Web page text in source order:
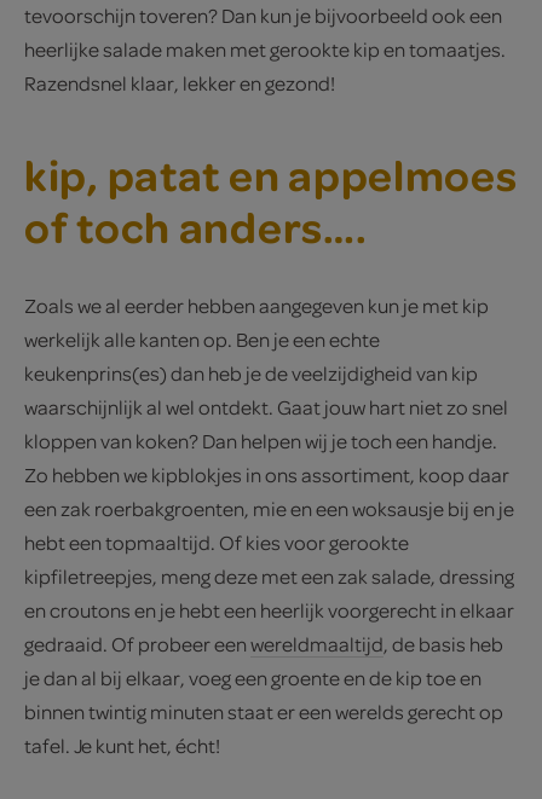
tevoorschijn toveren? Dan kun je bijvoorbeeld ook een
heerlijke salade maken met gerookte kip en tomaatjes.
Razendsnel klaar, lekker en gezond!
kip, patat en appelmoes
of toch anders….
Zoals we al eerder hebben aangegeven kun je met kip
werkelijk alle kanten op. Ben je een echte
keukenprins(es) dan heb je de veelzijdigheid van kip
waarschijnlijk al wel ontdekt. Gaat jouw hart niet zo snel
kloppen van koken? Dan helpen wij je toch een handje.
Zo hebben we kipblokjes in ons assortiment, koop daar
een zak roerbakgroenten, mie en een woksausje bij en je
hebt een topmaaltijd. Of kies voor gerookte
kipfiletreepjes, meng deze met een zak salade, dressing
en croutons en je hebt een heerlijk voorgerecht in elkaar
gedraaid. Of probeer eenwereldmaaltijd, de basis heb
je dan al bij elkaar, voeg een groente en de kip toe en
binnen twintig minuten staat er een werelds gerecht op
tafel. Je kunt het, écht!